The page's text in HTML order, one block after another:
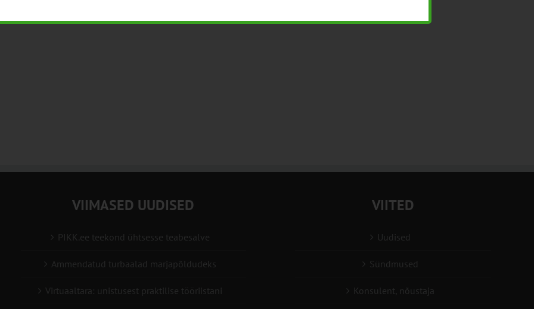
VIIMASED UUDISED
PIKK.ee teekond ühtsesse teabesalve
Ammendatud turbaalad marjapõldudeks
Virtuaaltara: unistusest praktilise tööriistani
VIITED
Uudised
Sündmused
Konsulent, nõustaja